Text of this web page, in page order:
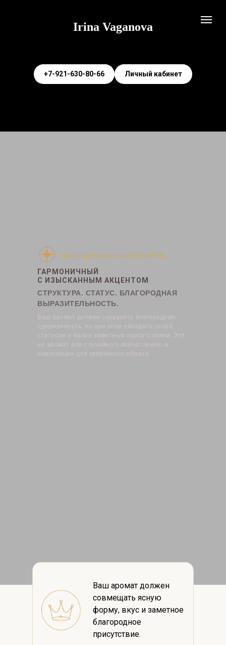
Irina Vaganova
+7-921-630-80-66 Личный кабинет
ГАРМОНИЧНЫЙ
С ИЗЫСКАННЫМ АКЦЕНТОМ
СТРУКТУРА. СТАТУС. БЛАГОРОДНАЯ
ВЫРАЗИТЕЛЬНОСТЬ.
Ваш аромат должен сохранять благородную
сдержанность, но при этом обладать силой,
статусом и более заметным присутствием. Это
не аромат для случайного впечатления, а
композиция для уверенного образа.
ВАШ ПАРФЮМЕРНЫЙ ПРОФИЛЬ
Ваш аромат должен
совмещать ясную
форму, вкус и заметное
благородное
присутствие.